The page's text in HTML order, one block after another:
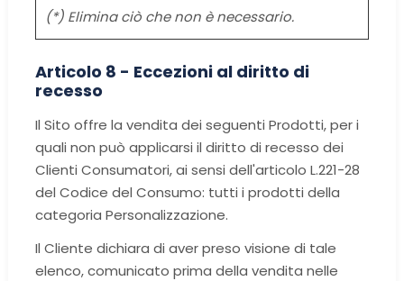
(*) Elimina ciò che non è necessario.
Articolo 8 - Eccezioni al diritto di
recesso
Il Sito offre la vendita dei seguenti Prodotti, per i
quali non può applicarsi il diritto di recesso dei
Clienti Consumatori, ai sensi dell'articolo L.221-28
del Codice del Consumo: tutti i prodotti della
categoria Personalizzazione.
Il Cliente dichiara di aver preso visione di tale
elenco, comunicato prima della vendita nelle